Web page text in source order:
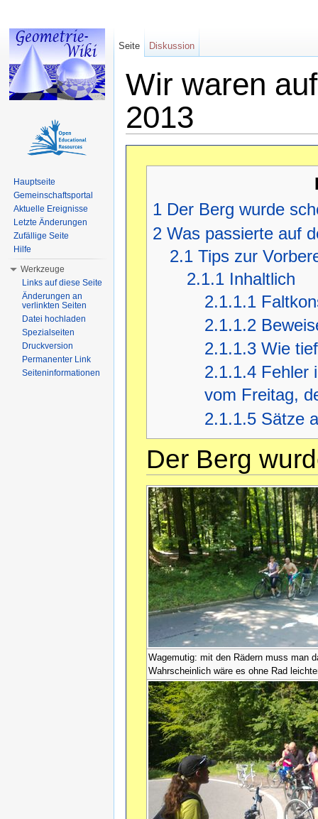
Wir waren
2013
1 Der Berg wurde
2 Was passierte auf
2.1 Tips zur
2.1.1 Inhaltlich
2.1.1.1
2.1.1.2
2.1.1.3 Wie
2.1.1.4 Fehler
vom Freitag,
2.1.1.5 Sätze
Der Berg
Wagemutig: mit den Rädern muss man
Wahrscheinlich wäre es ohne Rad
Seite Diskussion
Hauptseite
Gemeinschaftsportal
Aktuelle Ereignisse
Letzte Änderungen
Zufällige Seite
Hilfe
Werkzeuge
Links auf diese Seite
Änderungen an
verlinkten Seiten
Datei hochladen
Spezialseiten
Druckversion
Permanenter Link
Seiteninformationen